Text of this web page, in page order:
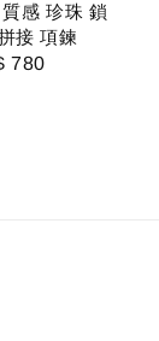
感 珍珠 鎖
接 項鍊
780